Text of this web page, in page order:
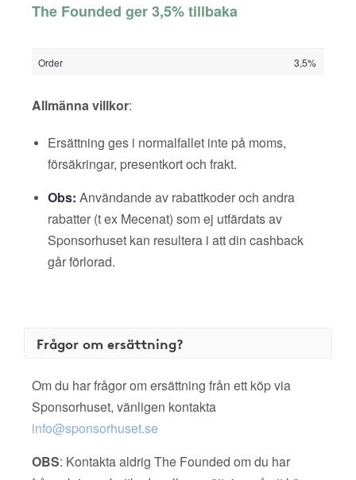
The Founded ger 3,5% tillbaka
Order 3,5%
Allmänna villkor:
Ersättning ges i normalfallet inte på moms,
försäkringar, presentkort och frakt.
Obs: Användande av rabattkoder och andra
rabatter (t ex Mecenat) som ej utfärdats av
Sponsorhuset kan resultera i att din cashback
går förlorad.
Frågor om ersättning?
Om du har frågor om ersättning från ett köp via
Sponsorhuset, vänligen kontakta
info@sponsorhuset.se
OBS: Kontakta aldrig The Founded om du har